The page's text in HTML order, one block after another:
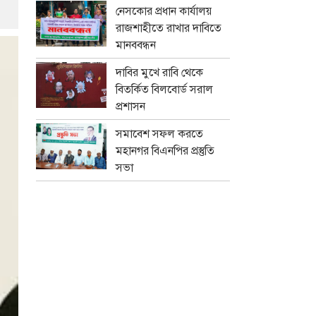
নেসকোর প্রধান কার্যালয়
রাজশাহীতে রাখার দাবিতে
মানববন্ধন
দাবির মুখে রাবি থেকে
বিতর্কিত বিলবোর্ড সরাল
প্রশাসন
সমাবেশ সফল করতে
মহানগর বিএনপির প্রস্তুতি
সভা